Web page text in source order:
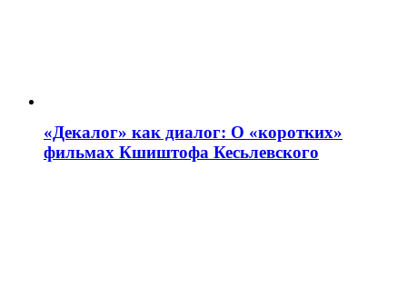
«Декалог» как диалог: О «коротких»
фильмах Кшиштофа Кесьлевского